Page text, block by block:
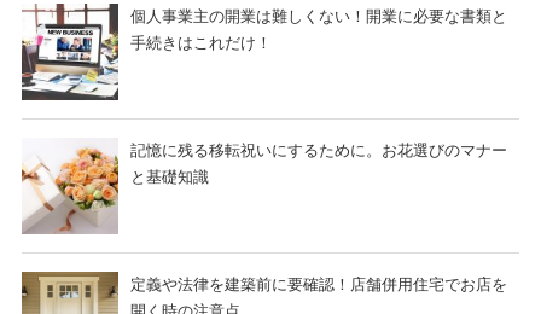
個人事業主の開業は難しくない！開業に必要な書類と
手続きはこれだけ！
記憶に残る移転祝いにするために。お花選びのマナー
と基礎知識
定義や法律を建築前に要確認！店舗併用住宅でお店を